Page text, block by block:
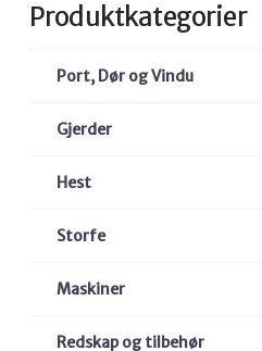
Produktkategorier
Port, Dør og Vindu
Gjerder
Hest
Storfe
Maskiner
Redskap og tilbehør